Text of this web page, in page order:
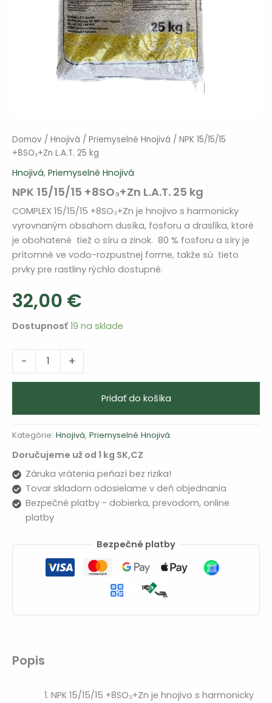
Domov / Hnojivá / Priemyselné Hnojivá / NPK 15/15/15
+8SO₃+Zn L.A.T. 25 kg
Hnojivá, Priemyselné Hnojivá
NPK 15/15/15 +8SO₃+Zn L.A.T. 25 kg
COMPLEX 15/15/15 +8SO₃+Zn je hnojivo s harmonicky
vyrovnaným obsahom dusíka, fosforu a draslíka, ktoré
je obohatené tiež o síru a zinok. 80 % fosforu a síry je
prítomné ve vodo-rozpustnej forme, takže sú tieto
prvky pre rastliny rýchlo dostupné.
32,00 €
Dostupnosť 19 na sklade
-
množstvo
25
kg
+
Pridať do košíka
Kategórie: Hnojivá, Priemyselné Hnojivá
Doručujeme už od 1 kg SK,CZ
Záruka vrátenia peňazí bez rizika!
Tovar skladom odosielame v deň objednania
Bezpečné platby - dobierka, prevodom, online
platby
Bezpečné platby
Popis
NPK 15/15/15 +8SO₃+Zn je hnojivo s harmonicky